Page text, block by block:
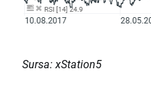
Sursa: xStation5